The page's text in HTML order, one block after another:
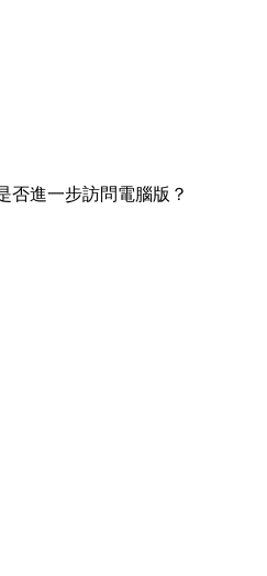
否進一步訪問電腦版？